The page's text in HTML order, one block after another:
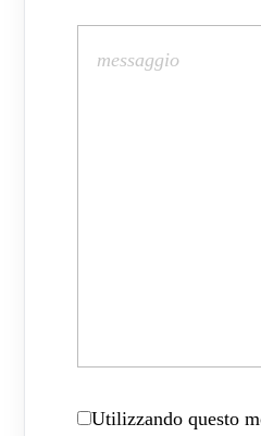
Utilizzando questo